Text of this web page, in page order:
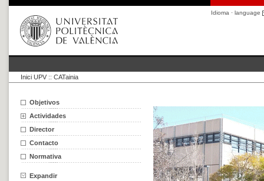
Idioma · language
Inici UPV :: CATainia
Objetivos
Actividades
Director
Contacto
Normativa
Expandir